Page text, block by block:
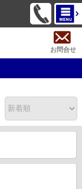
お問合せ